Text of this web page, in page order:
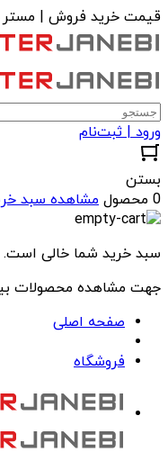
قیمت خرید فروش | مستر
ورود | ثبت‌نام
بستن
0 محصول
مشاهده سبد
سبد خرید شما خالی است.
جهت مشاهده محصولات
صفحه اصلی
فروشگاه